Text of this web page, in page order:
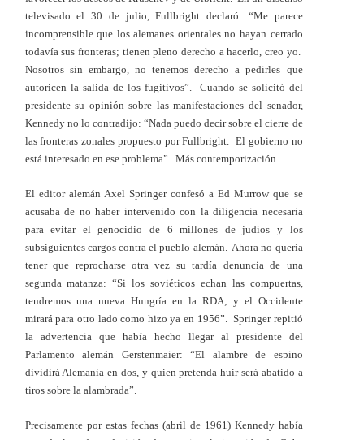
televisado el 30 de julio, Fullbright declaró: “Me parece
incomprensible que los alemanes orientales no hayan cerrado
todavía sus fronteras; tienen pleno derecho a hacerlo, creo yo.
Nosotros sin embargo, no tenemos derecho a pedirles que
autoricen la salida de los fugitivos”. Cuando se solicitó del
presidente su opinión sobre las manifestaciones del senador,
Kennedy no lo contradijo: “Nada puedo decir sobre el cierre de
las fronteras zonales propuesto por Fullbright. El gobierno no
está interesado en ese problema”. Más contemporización.
El editor alemán Axel Springer confesó a Ed Murrow que se
acusaba de no haber intervenido con la diligencia necesaria
para evitar el genocidio de 6 millones de judíos y los
subsiguientes cargos contra el pueblo alemán. Ahora no quería
tener que reprocharse otra vez su tardía denuncia de una
segunda matanza: “Si los soviéticos echan las compuertas,
tendremos una nueva Hungría en la RDA; y el Occidente
mirará para otro lado como hizo ya en 1956”. Springer repitió
la advertencia que había hecho llegar al presidente del
Parlamento alemán Gerstenmaier: “El alambre de espino
dividirá Alemania en dos, y quien pretenda huir será abatido a
tiros sobre la alambrada”.
Precisamente por estas fechas (abril de 1961) Kennedy había